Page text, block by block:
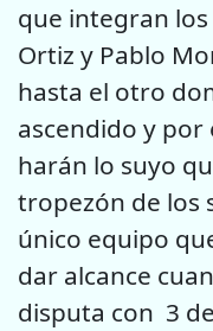
que integran los
Ortiz y Pablo
hasta el otro
ascendido y por
harán lo suyo
tropezón de los
único equipo
dar alcance
disputa con 3